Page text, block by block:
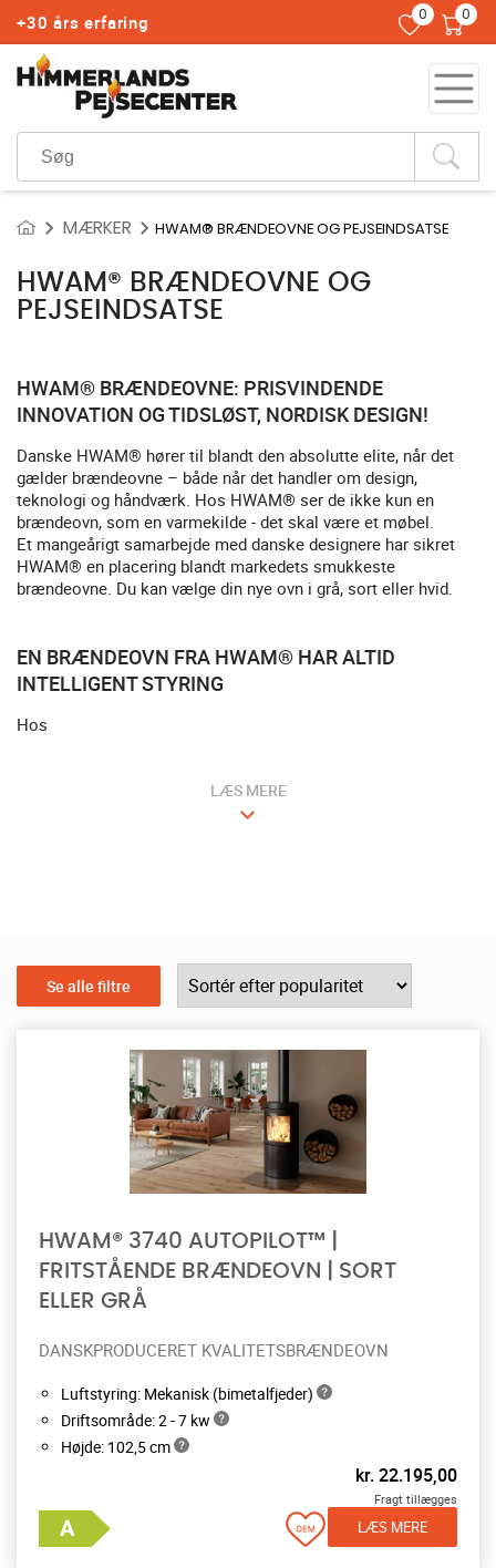
+30 års erfaring 0 0
MÆRKER HWAM® BRÆNDEOVNE OG PEJSEINDSATSE
HWAM® BRÆNDEOVNE OG
PEJSEINDSATSE
HWAM® BRÆNDEOVNE: PRISVINDENDE
INNOVATION OG TIDSLØST, NORDISK DESIGN!
Danske HWAM® hører til blandt den absolutte elite, når det
gælder brændeovne – både når det handler om design,
teknologi og håndværk. Hos HWAM® ser de ikke kun en
brændeovn, som en varmekilde - det skal være et møbel.
Et mangeårigt samarbejde med danske designere har sikret
HWAM® en placering blandt markedets smukkeste
brændeovne. Du kan vælge din nye ovn i grå, sort eller hvid.
EN BRÆNDEOVN FRA HWAM® HAR ALTID
INTELLIGENT STYRING
Hos
LÆS MERE
Se alle filtre
HWAM® 3740 AUTOPILOT™ |
FRITSTÅENDE BRÆNDEOVN | SORT
ELLER GRÅ
DANSKPRODUCERET KVALITETSBRÆNDEOVN
Luftstyring: Mekanisk (bimetalfjeder)
Driftsområde: 2 - 7 kw
Højde: 102,5 cm
kr.22.195,00
Fragt tillægges
LÆS MERE